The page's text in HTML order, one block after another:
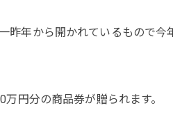
昨年から開かれているもので今
円分の商品券が贈られます。